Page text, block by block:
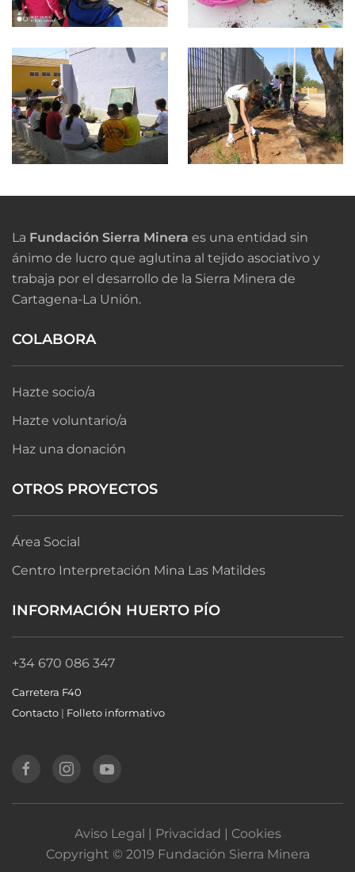
La Fundación Sierra Minera es una entidad sin
ánimo de lucro que aglutina al tejido asociativo y
trabaja por el desarrollo de la Sierra Minera de
Cartagena-La Unión.
COLABORA
Hazte socio/a
Hazte voluntario/a
Haz una donación
OTROS PROYECTOS
Área Social
Centro Interpretación Mina Las Matildes
INFORMACIÓN HUERTO PÍO
+34 670 086 347
Carretera F40
Contacto | Folleto informativo
Aviso Legal | Privacidad | Cookies
Copyright © 2019 Fundación Sierra Minera